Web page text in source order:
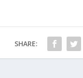
SHARE: